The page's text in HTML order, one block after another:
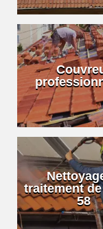
traitement
58